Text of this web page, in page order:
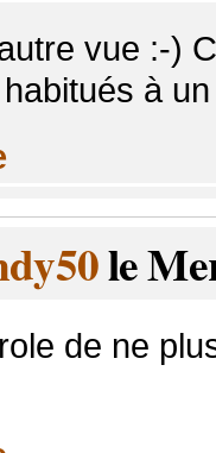
vue :-)
à
le
de ne